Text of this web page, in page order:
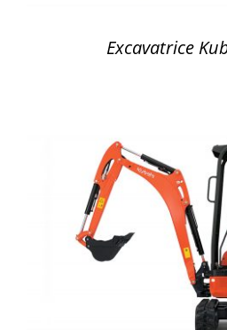
Excavatrice